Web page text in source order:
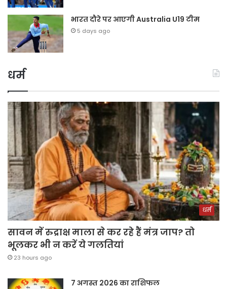
भारत दौरे पर आएगी Australia U19 टीम
5 days ago
धर्म
धर्म
सावन में रुद्राक्ष माला से कर रहे हैं मंत्र जाप? तो
भूलकर भी न करें ये गलतियां
23 hours ago
7 अगस्त 2026 का राशिफल